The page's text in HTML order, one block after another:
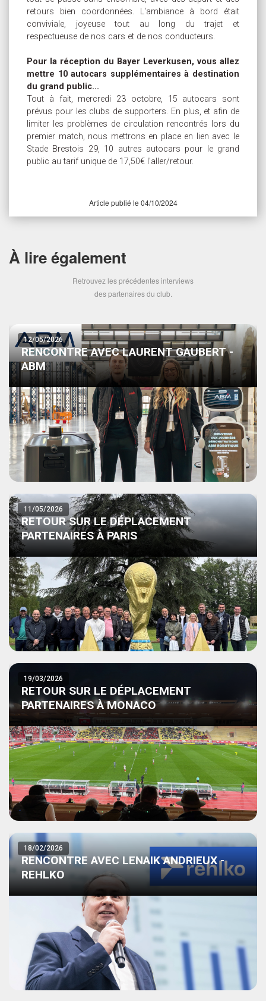
retours bien coordonnées. L'ambiance à bord était
conviviale, joyeuse tout au long du trajet et
respectueuse de nos cars et de nos conducteurs.
Pour la réception du Bayer Leverkusen, vous allez
mettre 10 autocars supplémentaires à destination
du grand public...
Tout à fait, mercredi 23 octobre, 15 autocars sont
prévus pour les clubs de supporters. En plus, et afin de
limiter les problèmes de circulation rencontrés lors du
premier match, nous mettrons en place en lien avec le
Stade Brestois 29, 10 autres autocars pour le grand
public au tarif unique de 17,50€ l'aller/retour.
Article publié le 04/10/2024
À lire également
Retrouvez les précédentes interviews
des partenaires du club.
12/05/2026
RENCONTRE AVEC LAURENT GAUBERT -
ABM
11/05/2026
RETOUR SUR LE DÉPLACEMENT
PARTENAIRES À PARIS
19/03/2026
RETOUR SUR LE DÉPLACEMENT
PARTENAIRES À MONACO
18/02/2026
RENCONTRE AVEC LENAIK ANDRIEUX -
REHLKO